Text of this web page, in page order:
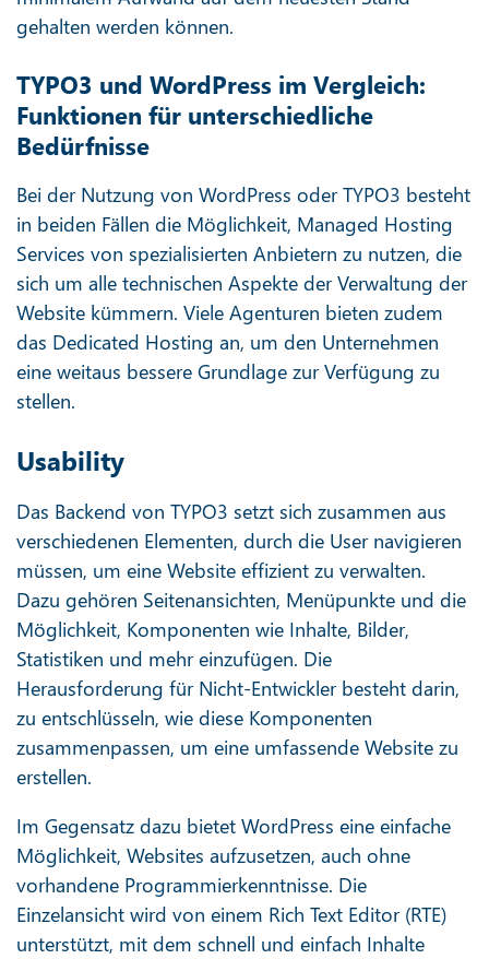
gehalten werden können.
TYPO3 und WordPress im Vergleich:
Funktionen für unterschiedliche
Bedürfnisse
Bei der Nutzung von WordPress oder TYPO3 besteht
in beiden Fällen die Möglichkeit, Managed Hosting
Services von spezialisierten Anbietern zu nutzen, die
sich um alle technischen Aspekte der Verwaltung der
Website kümmern. Viele Agenturen bieten zudem
das Dedicated Hosting an, um den Unternehmen
eine weitaus bessere Grundlage zur Verfügung zu
stellen.
Usability
Das Backend von TYPO3 setzt sich zusammen aus
verschiedenen Elementen, durch die User navigieren
müssen, um eine Website effizient zu verwalten.
Dazu gehören Seitenansichten, Menüpunkte und die
Möglichkeit, Komponenten wie Inhalte, Bilder,
Statistiken und mehr einzufügen. Die
Herausforderung für Nicht-Entwickler besteht darin,
zu entschlüsseln, wie diese Komponenten
zusammenpassen, um eine umfassende Website zu
erstellen.
Im Gegensatz dazu bietet WordPress eine einfache
Möglichkeit, Websites aufzusetzen, auch ohne
vorhandene Programmierkenntnisse. Die
Einzelansicht wird von einem Rich Text Editor (RTE)
unterstützt, mit dem schnell und einfach Inhalte